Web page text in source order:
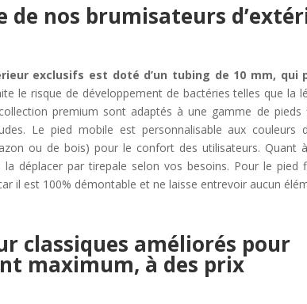
nos brumisateurs
exclusifs est doté d’un tubing de 10 mm, qui
le risque de développement de bactéries telles que la
premium sont adaptés à une gamme de pieds
Le pied mobile est personnalisable aux couleurs
ou de bois) pour le confort des utilisateurs. Quant à
déplacer par tirepale selon vos besoins. Pour le pied
il est 100% démontable et ne laisse entrevoir aucun
classiques améliorés pour
maximum, à des prix